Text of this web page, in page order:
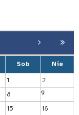
Sob Nie
1
2
8
9
15
16